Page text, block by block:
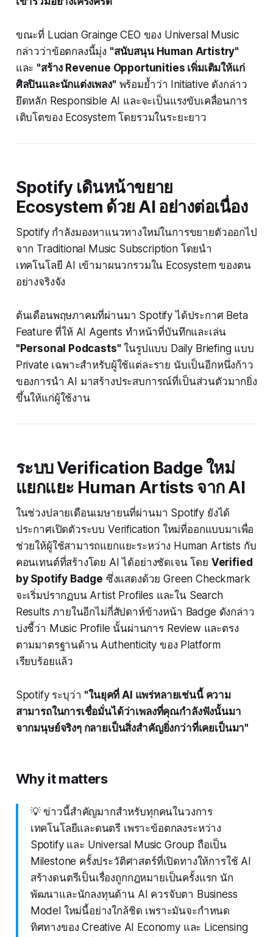
ขณะที่ Lucian Grainge CEO ของ Universal Music
กล่าวว่าข้อตกลงนี้มุ่ง "สนับสนุน Human Artistry"
และ "สร้าง Revenue Opportunities เพิ่มเติมให้แก่
ศิลปินและนักแต่งเพลง" พร้อมย้ำว่า Initiative ดังกล่าว
ยึดหลัก Responsible AI และจะเป็นแรงขับเคลื่อนการ
เติบโตของ Ecosystem โดยรวมในระยะยาว
Spotify เดินหน้าขยาย
Ecosystem ด้วย AI อย่างต่อเนื่อง
Spotify กำลังมองหาแนวทางใหม่ในการขยายตัวออกไป
จาก Traditional Music Subscription โดยนำ
เทคโนโลยี AI เข้ามาผนวกรวมใน Ecosystem ของตน
อย่างจริงจัง
ต้นเดือนพฤษภาคมที่ผ่านมา Spotify ได้ประกาศ Beta
Feature ที่ให้ AI Agents ทำหน้าที่บันทึกและเล่น
"Personal Podcasts" ในรูปแบบ Daily Briefing แบบ
Private เฉพาะสำหรับผู้ใช้แต่ละราย นับเป็นอีกหนึ่งก้าว
ของการนำ AI มาสร้างประสบการณ์ที่เป็นส่วนตัวมากยิ่ง
ขึ้นให้แก่ผู้ใช้งาน
ระบบ Verification Badge ใหม่
แยกแยะ Human Artists จาก AI
ในช่วงปลายเดือนเมษายนที่ผ่านมา Spotify ยังได้
ประกาศเปิดตัวระบบ Verification ใหม่ที่ออกแบบมาเพื่อ
ช่วยให้ผู้ใช้สามารถแยกแยะระหว่าง Human Artists กับ
คอนเทนต์ที่สร้างโดย AI ได้อย่างชัดเจน โดย Verified
by Spotify Badge ซึ่งแสดงด้วย Green Checkmark
จะเริ่มปรากฏบน Artist Profiles และใน Search
Results ภายในอีกไม่กี่สัปดาห์ข้างหน้า Badge ดังกล่าว
บ่งชี้ว่า Music Profile นั้นผ่านการ Review และตรง
ตามมาตรฐานด้าน Authenticity ของ Platform
เรียบร้อยแล้ว
Spotify ระบุว่า "ในยุคที่ AI แพร่หลายเช่นนี้ ความ
สามารถในการเชื่อมั่นได้ว่าเพลงที่คุณกำลังฟังนั้นมา
จากมนุษย์จริงๆ กลายเป็นสิ่งสำคัญยิ่งกว่าที่เคยเป็นมา"
Why it matters
💡 ข่าวนี้สำคัญมากสำหรับทุกคนในวงการ
เทคโนโลยีและดนตรี เพราะข้อตกลงระหว่าง
Spotify และ Universal Music Group ถือเป็น
Milestone ครั้งประวัติศาสตร์ที่เปิดทางให้การใช้ AI
สร้างดนตรีเป็นเรื่องถูกกฎหมายเป็นครั้งแรก นัก
พัฒนาและนักลงทุนด้าน AI ควรจับตา Business
Model ใหม่นี้อย่างใกล้ชิด เพราะมันจะกำหนด
ทิศทางของ Creative AI Economy และ Licensing